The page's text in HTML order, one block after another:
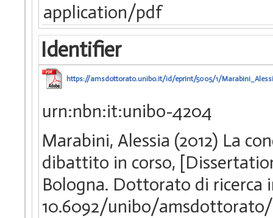
application/pdf
Identifier
https://amsdottorato.unibo.it/id/eprint/5005/1/
urn:nbn:it:unibo-4204
Marabini, Alessia (2012) La
dibattito in corso,
Bologna. Dottorato di
10.6092/unibo/